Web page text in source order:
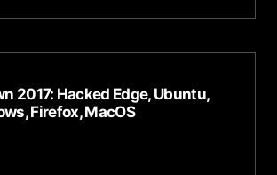
2017: Hacked Edge, Ubuntu,
Firefox, MacOS